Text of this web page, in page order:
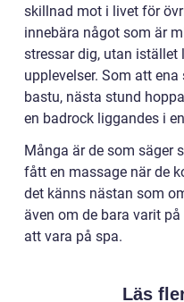
skillnad mot i livet för
innebära något som är
stressar dig, utan istället
upplevelser. Som att
bastu, nästa stund
en badrock liggandes i
Många är de som säger
fått en massage när de
det känns nästan som
även om de bara varit
att vara på spa.
Läs